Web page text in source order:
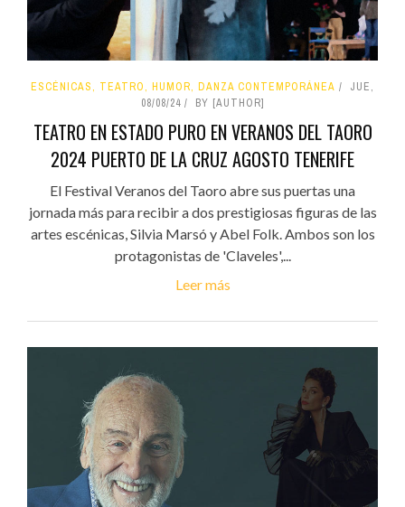
ESCÉNICAS, TEATRO, HUMOR, DANZA CONTEMPORÁNEA
JUE,
08/08/24
BY [AUTHOR]
TEATRO EN ESTADO PURO EN VERANOS DEL TAORO
2024 PUERTO DE LA CRUZ AGOSTO TENERIFE
El Festival Veranos del Taoro abre sus puertas una
jornada más para recibir a dos prestigiosas figuras de las
artes escénicas, Silvia Marsó y Abel Folk. Ambos son los
protagonistas de 'Claveles',...
Leer más